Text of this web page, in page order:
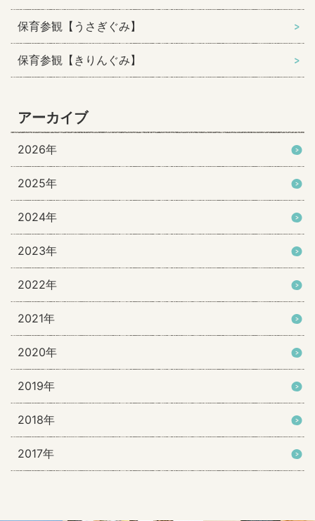
保育参観【うさぎぐみ】
保育参観【きりんぐみ】
アーカイブ
2026年
2025年
2024年
2023年
2022年
2021年
2020年
2019年
2018年
2017年